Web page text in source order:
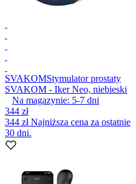
SVAKOMStymulator prostaty
SVAKOM - Iker Neo, niebieski
Na magazynie: 5-7 dni
344 zł
344 złNajniższa cena za ostatnie
30 dni.